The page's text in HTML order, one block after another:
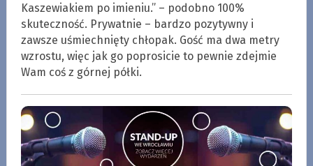
Kaszewiakiem po imieniu.” – podobno 100%
skuteczność. Prywatnie – bardzo pozytywny i
zawsze uśmiechnięty chłopak. Gość ma dwa metry
wzrostu, więc jak go poprosicie to pewnie zdejmie
Wam coś z górnej półki.